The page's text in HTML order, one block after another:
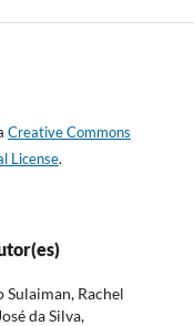
Creative Commons
License.
Rachel
da Silva,